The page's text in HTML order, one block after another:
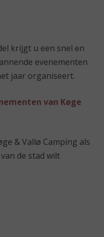
krijgt u een snel en
evenementen
jaar organiseert.
van Køge
& Vallø Camping als
de stad wilt